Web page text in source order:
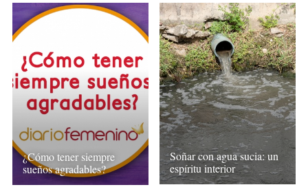
¿Cómo tener siempre
sueños agradables?
Soñar con agua sucia: un
espíritu interior